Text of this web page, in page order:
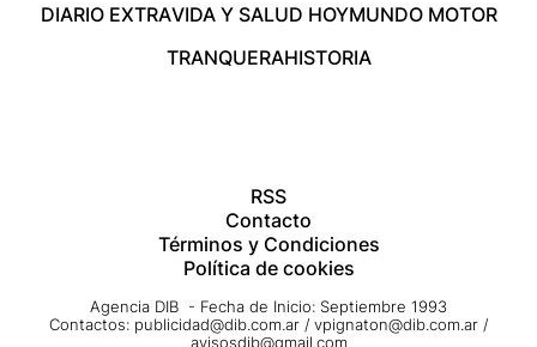
DIARIO EXTRAVIDA Y SALUD HOYMUNDO MOTOR
TRANQUERAHISTORIA
RSS
Contacto
Términos y Condiciones
Política de cookies
Agencia DIB - Fecha de Inicio: Septiembre 1993
Contactos: publicidad@dib.com.ar / vpignaton@dib.com.ar /
avisosdib@gmail.com